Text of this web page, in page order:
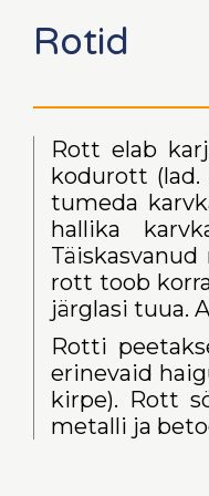
Rotid
Rott elab
kodurott (lad.
tumeda
hallika
rott toob
järglasi tuua.
Rotti
erinevaid
kirpe). Rott
metalli ja